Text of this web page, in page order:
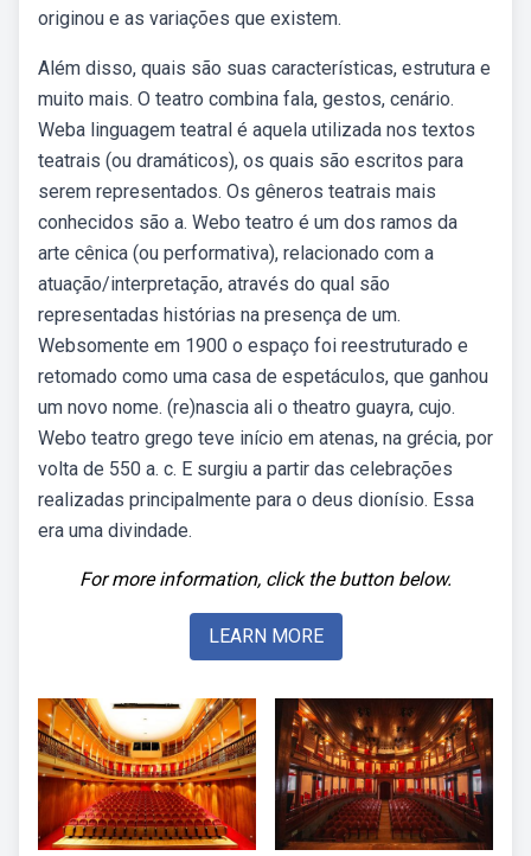
originou e as variações que existem.
Além disso, quais são suas características, estrutura e
muito mais. O teatro combina fala, gestos, cenário.
Weba linguagem teatral é aquela utilizada nos textos
teatrais (ou dramáticos), os quais são escritos para
serem representados. Os gêneros teatrais mais
conhecidos são a. Webo teatro é um dos ramos da
arte cênica (ou performativa), relacionado com a
atuação/interpretação, através do qual são
representadas histórias na presença de um.
Websomente em 1900 o espaço foi reestruturado e
retomado como uma casa de espetáculos, que ganhou
um novo nome. (re)nascia ali o theatro guayra, cujo.
Webo teatro grego teve início em atenas, na grécia, por
volta de 550 a. c. E surgiu a partir das celebrações
realizadas principalmente para o deus dionísio. Essa
era uma divindade.
For more information, click the button below.
LEARN MORE